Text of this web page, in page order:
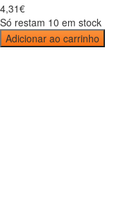
4,31€
Só restam 10 em stock
Adicionar ao carrinho